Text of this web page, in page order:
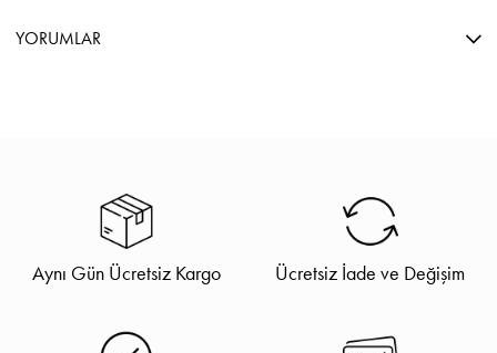
YORUMLAR
Aynı Gün Ücretsiz Kargo Ücretsiz İade ve Değişim